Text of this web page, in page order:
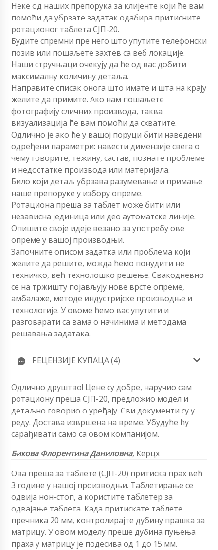
Неке од наших препорука за клијенте који ће вам
помоћи да убрзате задатак одабира притисните
ротационог таблета СЈП-20.
Будите спремни пре него што упутите телефонски
позив или пошаљете захтев са веб локације.
Наши стручњаци очекују да ће од вас добити
максималну количину детаља.
Направите списак онога што имате и шта на крају
желите да примите. Ако нам пошаљете
фотографију сличних производа, таква
визуализација ће вам помоћи да схватите.
Одлично је ако ће у вашој поруци бити наведени
одређени параметри: навести димензије свега о
чему говорите, тежину, састав, познате проблеме
и недостатке производа или материјала.
Било који детаљ убрзава разумевање и примање
наше препоруке у избору опреме.
Ротациона преша за таблет може бити или
независна јединица или део аутоматске линије.
Опишите своје идеје везано за употребу ове
опреме у вашој производњи.
Започните описом задатка или проблема који
желите да решите, можда ћемо понудити не
техничко, већ технолошко решење. Свакодневно
се на тржишту појављују нове врсте опреме,
амбалаже, методе индустријске производње и
технологије. У овоме ћемо вас упутити и
разговарати са вама о начинима и методама
решавања задатака.
РЕЦЕНЗИЈЕ КУПАЦА (4)
Одлично друштво! Цене су добре, наручио сам
ротациону преша СЈП-20, предложио модел и
детаљно говорио о уређају. Сви документи су у
реду. Достава извршена на време. Убудуће ћу
сарађивати само са овом компанијом.
Бикова Флорентина Даниловна, Керцх
Ова преша за таблете (СЈП-20) притиска прах већ
3 године у нашој производњи. Таблетирање се
одвија нон-стоп, а користите таблетер за
одвајање таблета. Када притискате таблете
пречника 20 мм, контролирајте дубину прашка за
матрицу. У овом моделу преше дубина пуњења
праха у матрицу је подесива од 1 до 15 мм.